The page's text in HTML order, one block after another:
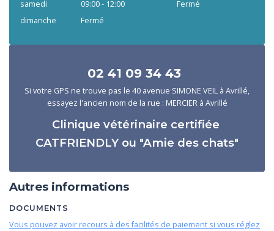
samedi
09:00 - 12:00
Fermé
dimanche
Fermé
02 41 09 34 43
Si votre GPS ne trouve pas le 40 avenue SIMONE VEIL à Avrillé,
essayez l'ancien nom de la rue : MERCIER à Avrillé
Clinique vétérinaire certifiée
CATFRIENDLY ou "Amie des chats"
Autres informations
DOCUMENTS
Vous pouvez avoir recours à des facilités de paiement si vous réglez